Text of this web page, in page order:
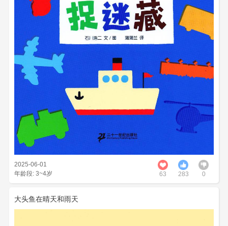
2025-06-01
年龄段: 3~4岁
63 283 0
大头鱼在晴天和雨天